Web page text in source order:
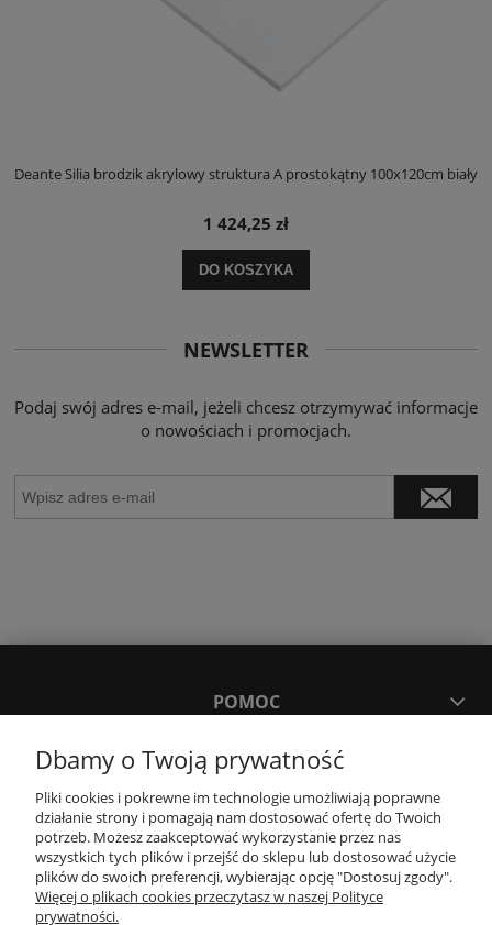
Deante Silia brodzik akrylowy struktura A prostokątny 100x120cm biały
1 424,25 zł
DO KOSZYKA
NEWSLETTER
Podaj swój adres e-mail, jeżeli chcesz otrzymywać informacje
o nowościach i promocjach.
POMOC
MOJE KONTO
PŁATNOŚCI I DOSTAWA
KONTAKT
Dbamy o Twoją prywatność
Pliki cookies i pokrewne im technologie umożliwiają poprawne
działanie strony i pomagają nam dostosować ofertę do Twoich
potrzeb. Możesz zaakceptować wykorzystanie przez nas
wszystkich tych plików i przejść do sklepu lub dostosować użycie
plików do swoich preferencji, wybierając opcję "Dostosuj zgody".
Więcej o plikach cookies przeczytasz w naszej Polityce
prywatności.